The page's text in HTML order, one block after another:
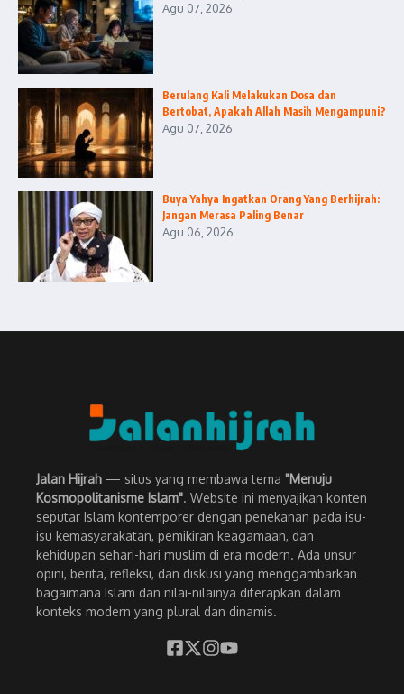
Agu 07, 2026
Berulang Kali Melakukan Dosa dan
Bertobat, Apakah Allah Masih Mengampuni?
Agu 07, 2026
Buya Yahya Ingatkan Orang Yang Berhijrah:
Jangan Merasa Paling Benar
Agu 06, 2026
Jalan Hijrah — situs yang membawa tema "Menuju
Kosmopolitanisme Islam". Website ini menyajikan konten
seputar Islam kontemporer dengan penekanan pada isu-
isu kemasyarakatan, pemikiran keagamaan, dan
kehidupan sehari-hari muslim di era modern. Ada unsur
opini, berita, refleksi, dan diskusi yang menggambarkan
bagaimana Islam dan nilai-nilainya diterapkan dalam
konteks modern yang plural dan dinamis.